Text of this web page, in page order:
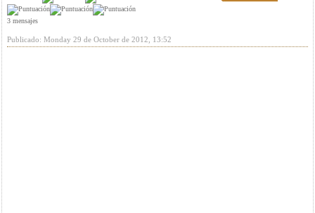
3 mensajes
Publicado: Monday 29 de October de 2012, 13:52